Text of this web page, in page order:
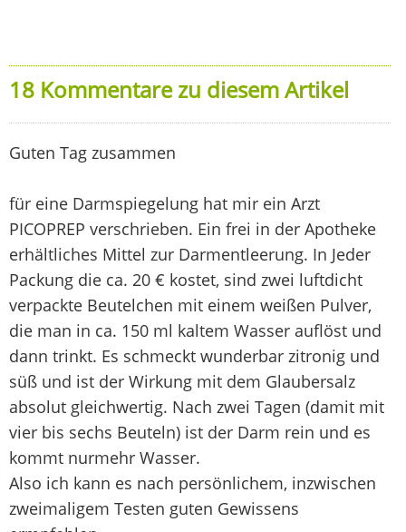
18 Kommentare zu diesem Artikel
Guten Tag zusammen
für eine Darmspiegelung hat mir ein Arzt
PICOPREP verschrieben. Ein frei in der Apotheke
erhältliches Mittel zur Darmentleerung. In Jeder
Packung die ca. 20 € kostet, sind zwei luftdicht
verpackte Beutelchen mit einem weißen Pulver,
die man in ca. 150 ml kaltem Wasser auflöst und
dann trinkt. Es schmeckt wunderbar zitronig und
süß und ist der Wirkung mit dem Glaubersalz
absolut gleichwertig. Nach zwei Tagen (damit mit
vier bis sechs Beuteln) ist der Darm rein und es
kommt nurmehr Wasser.
Also ich kann es nach persönlichem, inzwischen
zweimaligem Testen guten Gewissens